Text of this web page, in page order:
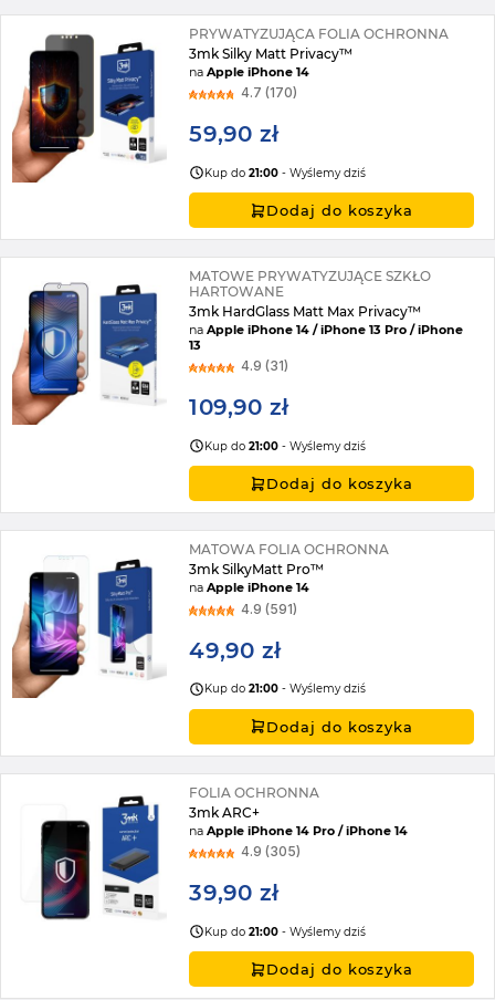
PRYWATYZUJĄCA FOLIA OCHRONNA
3mk Silky Matt Privacy™
naApple iPhone 14
4.7 (170)
59,90 zł
Kup do21:00 - Wyślemy dziś
Dodaj do koszyka
MATOWE PRYWATYZUJĄCE SZKŁO
HARTOWANE
3mk HardGlass Matt Max Privacy™
naApple iPhone 14 / iPhone 13 Pro / iPhone
13
4.9 (31)
109,90 zł
Kup do21:00 - Wyślemy dziś
Dodaj do koszyka
MATOWA FOLIA OCHRONNA
3mk SilkyMatt Pro™
naApple iPhone 14
4.9 (591)
49,90 zł
Kup do21:00 - Wyślemy dziś
Dodaj do koszyka
FOLIA OCHRONNA
3mk ARC+
naApple iPhone 14 Pro / iPhone 14
4.9 (305)
39,90 zł
Kup do21:00 - Wyślemy dziś
Dodaj do koszyka